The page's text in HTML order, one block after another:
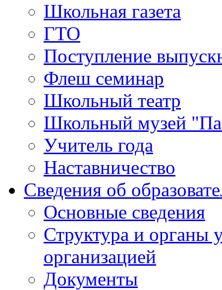
Школьная газета
ГТО
Поступление
Флеш семинар
Школьный театр
Школьный музей
Учитель года
Наставничество
Сведения об
Основные сведения
Структура и органы
организацией
Документы